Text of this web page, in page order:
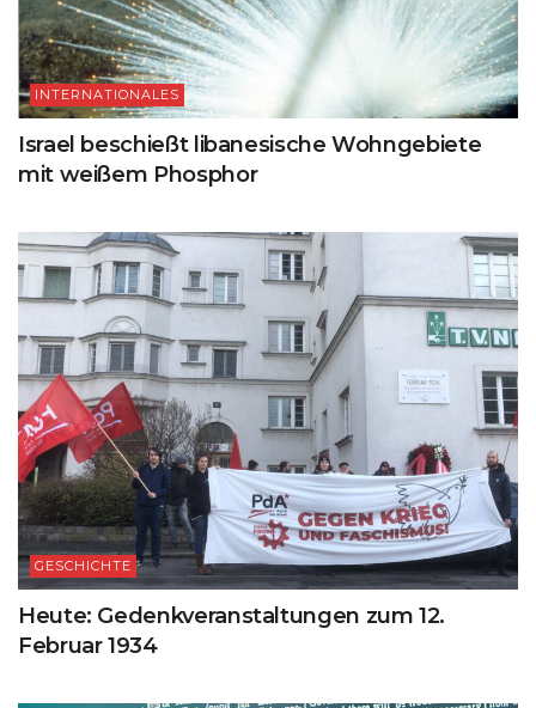
INTERNATIONALES
Israel beschießt libanesische Wohngebiete
mit weißem Phosphor
GESCHICHTE
Heute: Gedenkveranstaltungen zum 12.
Februar 1934